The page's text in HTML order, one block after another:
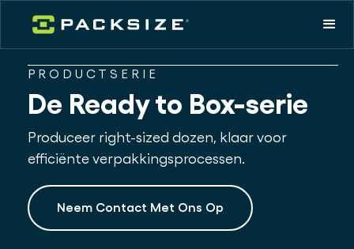
PRODUCTSERIE
De Ready to Box-serie
Produceer right-sized dozen, klaar voor
efficiënte verpakkingsprocessen.
Neem Contact Met Ons Op